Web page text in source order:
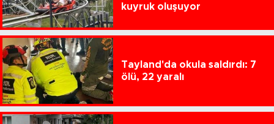
kuyruk oluşuyor
Tayland'da okula saldırdı: 7
ölü, 22 yaralı